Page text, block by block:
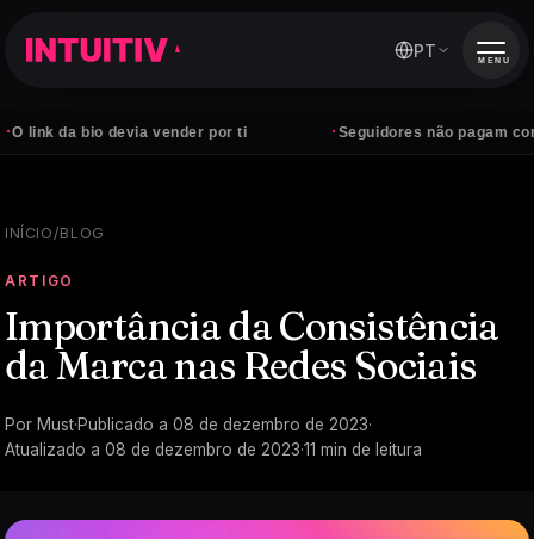
bio devia vender por ti Seguidores não pagam contas —
PT MENU
INÍCIO/BLOG
ARTIGO
Importância da Consistência
da Marca nas Redes Sociais
Por Must·Publicado a 08 de dezembro de 2023·
Atualizado a 08 de dezembro de 2023·11 min de leitura